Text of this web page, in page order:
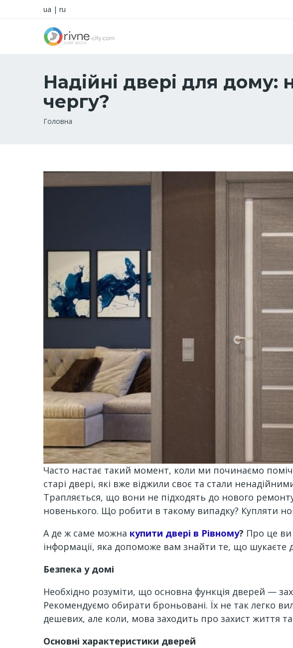
ua | ru
Надійні двері для
чергу?
Рядок
Головна
Часто настає такий момент, коли ми починаємо
старі двері, які вже віджили своє та стали
Трапляється, що вони не підходять до нового
новенького. Що робити в такому випадку? Купляти
А де ж саме можна купити двері в Рівному? Про це ви
інформації, яка допоможе вам знайти те, що шукаєте
Безпека у домі
Необхідно розуміти, що основна функція дверей —
Рекомендуємо обирати броньовані. Їх не так легко
дешевих, але коли, мова заходить про захист життя
Основні характеристики дверей